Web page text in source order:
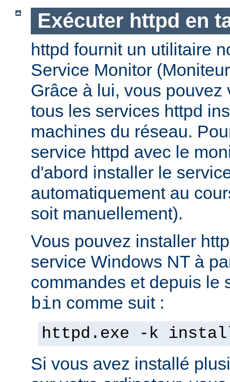
Exécuter httpd en
httpd fournit un utilitaire
Service Monitor
Grâce à lui, vous pouvez
tous les services httpd
machines du réseau.
service httpd avec le
d'abord installer le
automatiquement au
soit manuellement).
Vous pouvez installer
service Windows NT à
commandes et depuis le
bin comme suit :
httpd.exe -k
Si vous avez installé